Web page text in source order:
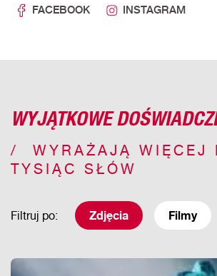
FACEBOOK INSTAGRAM
WYJĄTKOWE
WYRAŻAJĄ WIĘCEJ
TYSIĄC SŁÓW
Filtruj po: Zdjęcia Filmy